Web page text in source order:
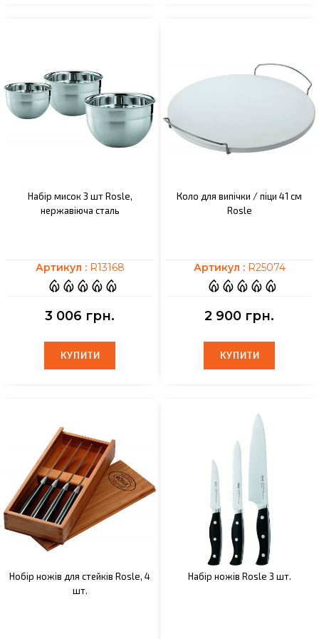
Набір мисок 3 шт Rosle,
нержавіюча сталь
Артикул : R13168
3 006 грн.
КУПИТИ
КУПИТИ
Коло для випічки / піци 41 см
Rosle
Артикул : R25074
2 900 грн.
КУПИТИ
КУПИТИ
Нобір ножів для стейків Rosle, 4
шт.
Набір ножів Rosle 3 шт.